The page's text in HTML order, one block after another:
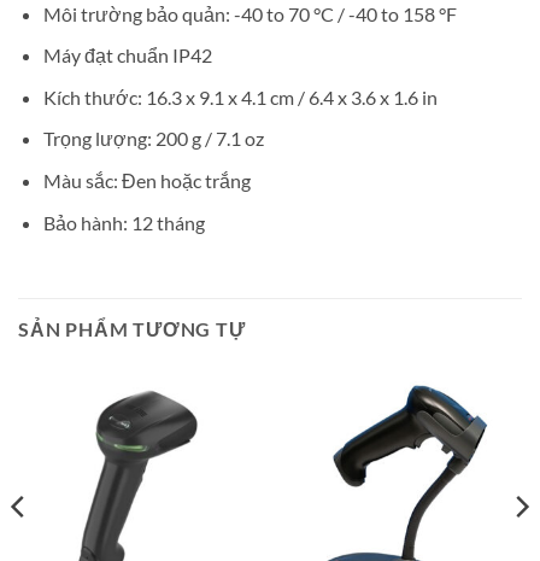
Môi trường bảo quản: -40 to 70 °C / -40 to 158 °F
Máy đạt chuẩn IP42
Kích thước: 16.3 x 9.1 x 4.1 cm / 6.4 x 3.6 x 1.6 in
Trọng lượng: 200 g / 7.1 oz
Màu sắc: Đen hoặc trắng
Bảo hành: 12 tháng
SẢN PHẨM TƯƠNG TỰ